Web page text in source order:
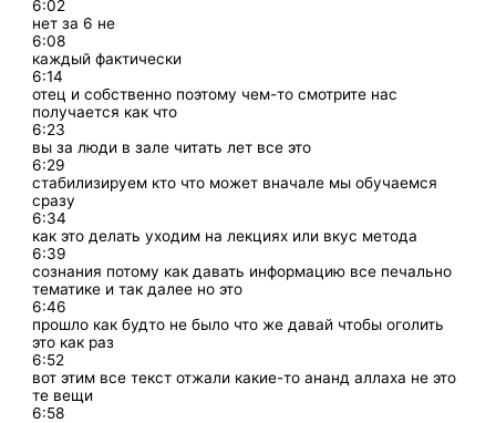
6:02
нет за 6 не
6:08
каждый фактически
6:14
отец и собственно поэтому чем-то смотрите нас
получается как что
6:23
вы за люди в зале читать лет все это
6:29
стабилизируем кто что может вначале мы обучаемся
сразу
6:34
как это делать уходим на лекциях или вкус метода
6:39
сознания потому как давать информацию все печально
тематике и так далее но это
6:46
прошло как будто не было что же давай чтобы оголить
это как раз
6:52
вот этим все текст отжали какие-то ананд аллаха не это
те вещи
6:58